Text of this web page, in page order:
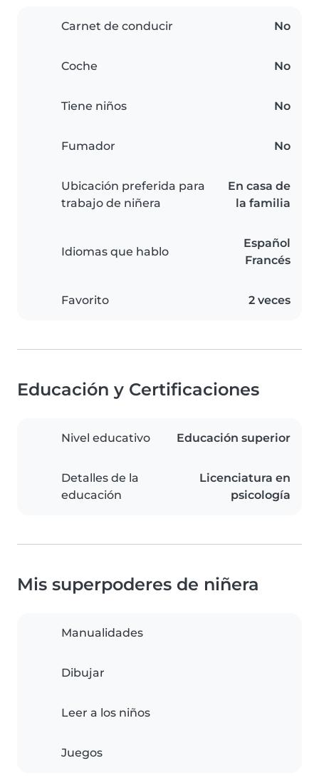
Carnet de conducir No
Coche No
Tiene niños No
Fumador No
Ubicación preferida para
trabajo de niñera
En casa de
la familia
Idiomas que hablo
Español
Francés
Favorito 2 veces
Educación y Certificaciones
Nivel educativo Educación superior
Detalles de la
educación
Licenciatura en
psicología
Mis superpoderes de niñera
Manualidades
Dibujar
Leer a los niños
Juegos